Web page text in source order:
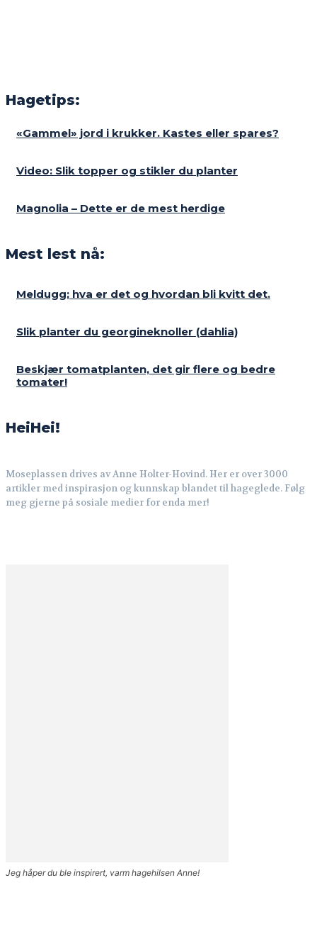
Hagetips:
«Gammel» jord i krukker. Kastes eller spares?
Video: Slik topper og stikler du planter
Magnolia – Dette er de mest herdige
Mest lest nå:
Meldugg; hva er det og hvordan bli kvitt det.
Slik planter du georgineknoller (dahlia)
Beskjær tomatplanten, det gir flere og bedre
tomater!
HeiHei!
Moseplassen drives av Anne Holter-Hovind. Her er over 3000
artikler med inspirasjon og kunnskap blandet til hageglede. Følg
meg gjerne på sosiale medier for enda mer!
Jeg håper du ble inspirert, varm hagehilsen Anne!